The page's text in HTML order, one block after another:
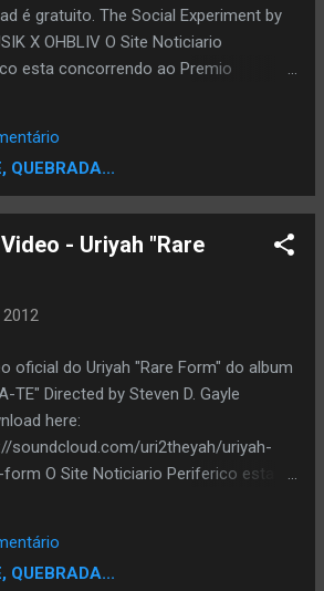
é gratuito. The Social Experiment by
X OHBLIV O Site Noticiario
esta concorrendo ao Premio
finalistas..? Ta afim de Ajudar ..? Se
votando,vote pode votar usando seu
facebook ou Twitter. Escolha um e
QUEBRADA...
- Uriyah "Rare
oficial do Uriyah "Rare Form" do album
TE" Directed by Steven D. Gayle
here:
soundcloud.com/uri2theyah/uriyah-
O Site Noticiario Periferico esta
Blog de Rap,musica negra entre os
Ta afim de Ajudar ..? Se
QUEBRADA...